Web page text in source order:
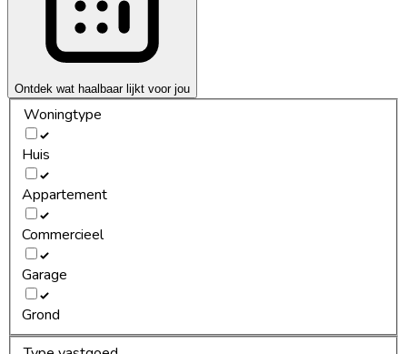
Ontdek wat haalbaar lijkt voor jou
Woningtype
Huis
Appartement
Commercieel
Garage
Grond